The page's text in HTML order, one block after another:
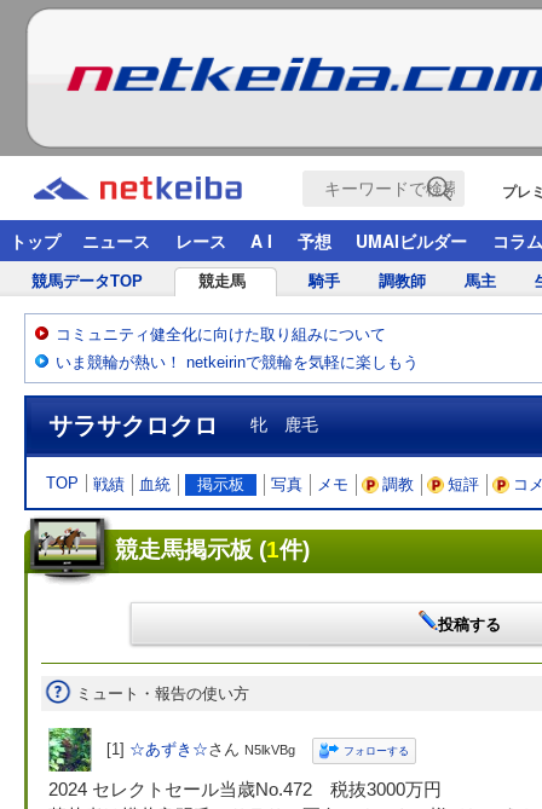
プレ
トップ ニュース レース A I 予想 UMAIビルダー コラム
競馬データTOP 競走馬 騎手 調教師 馬主
コミュニティ健全化に向けた取り組みについて
いま競輪が熱い！ netkeirinで競輪を気軽に楽しもう
サラサクロクロ 牝 鹿毛
TOP 戦績 血統 掲示板 写真 メモ 調教 短評 コ
競走馬掲示板 (1件)
投稿する
ミュート・報告の使い方
[1] ☆あずき☆さん N5lkVBg フォローする
2024 セレクトセール当歳No.472 税抜3000万円